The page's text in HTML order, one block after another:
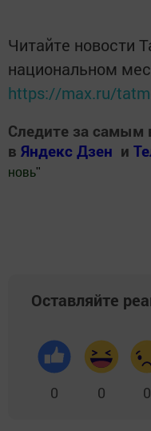
Читайте новости
национальном
https://max.ru/
Следите за
в Яндекс Дзен и
новь"
Оставляйте
0 0 0